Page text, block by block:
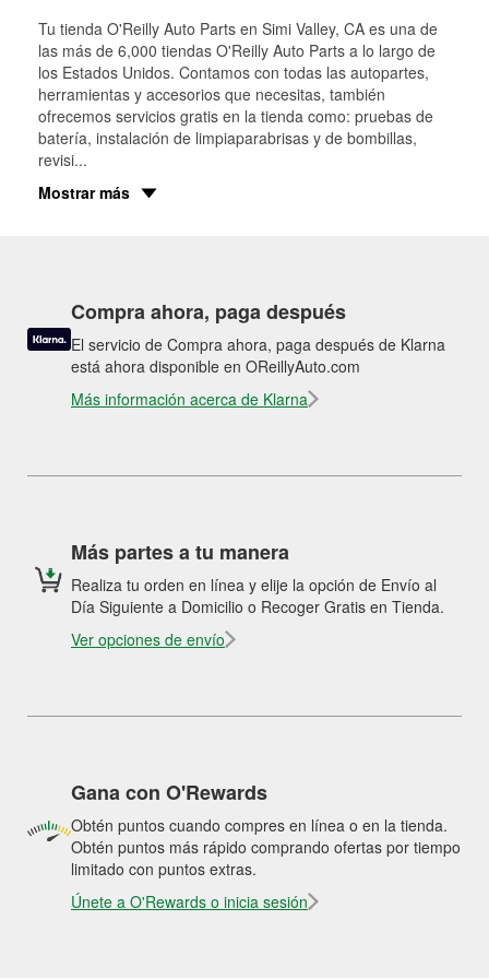
Tu tienda O'Reilly Auto Parts en Simi Valley, CA es una de
las más de 6,000 tiendas O'Reilly Auto Parts a lo largo de
los Estados Unidos. Contamos con todas las autopartes,
herramientas y accesorios que necesitas, también
ofrecemos servicios gratis en la tienda como: pruebas de
batería, instalación de limpiaparabrisas y de bombillas,
revisi...
Mostrar más
Compra ahora, paga después
El servicio de Compra ahora, paga después de Klarna
está ahora disponible en OReillyAuto.com
Más información acerca de Klarna
Más partes a tu manera
Realiza tu orden en línea y elije la opción de Envío al
Día Siguiente a Domicilio o Recoger Gratis en Tienda.
Ver opciones de envío
Gana con O'Rewards
Obtén puntos cuando compres en línea o en la tienda.
Obtén puntos más rápido comprando ofertas por tiempo
limitado con puntos extras.
Únete a O'Rewards o inicia sesión